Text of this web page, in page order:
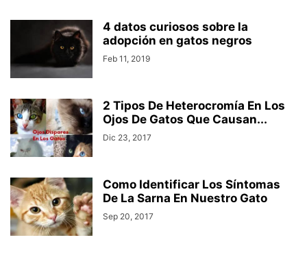
4 datos curiosos sobre la
adopción en gatos negros
Feb 11, 2019
2 Tipos De Heterocromía En Los
Ojos De Gatos Que Causan...
Dic 23, 2017
Como Identificar Los Síntomas
De La Sarna En Nuestro Gato
Sep 20, 2017